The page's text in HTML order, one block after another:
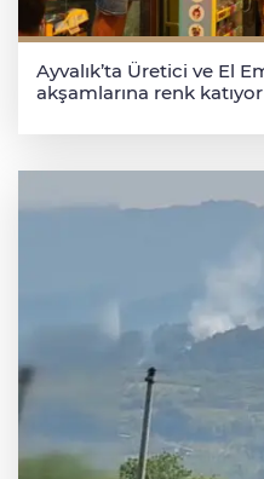
Ayvalık’ta Üretici ve El
akşamlarına renk katıyor